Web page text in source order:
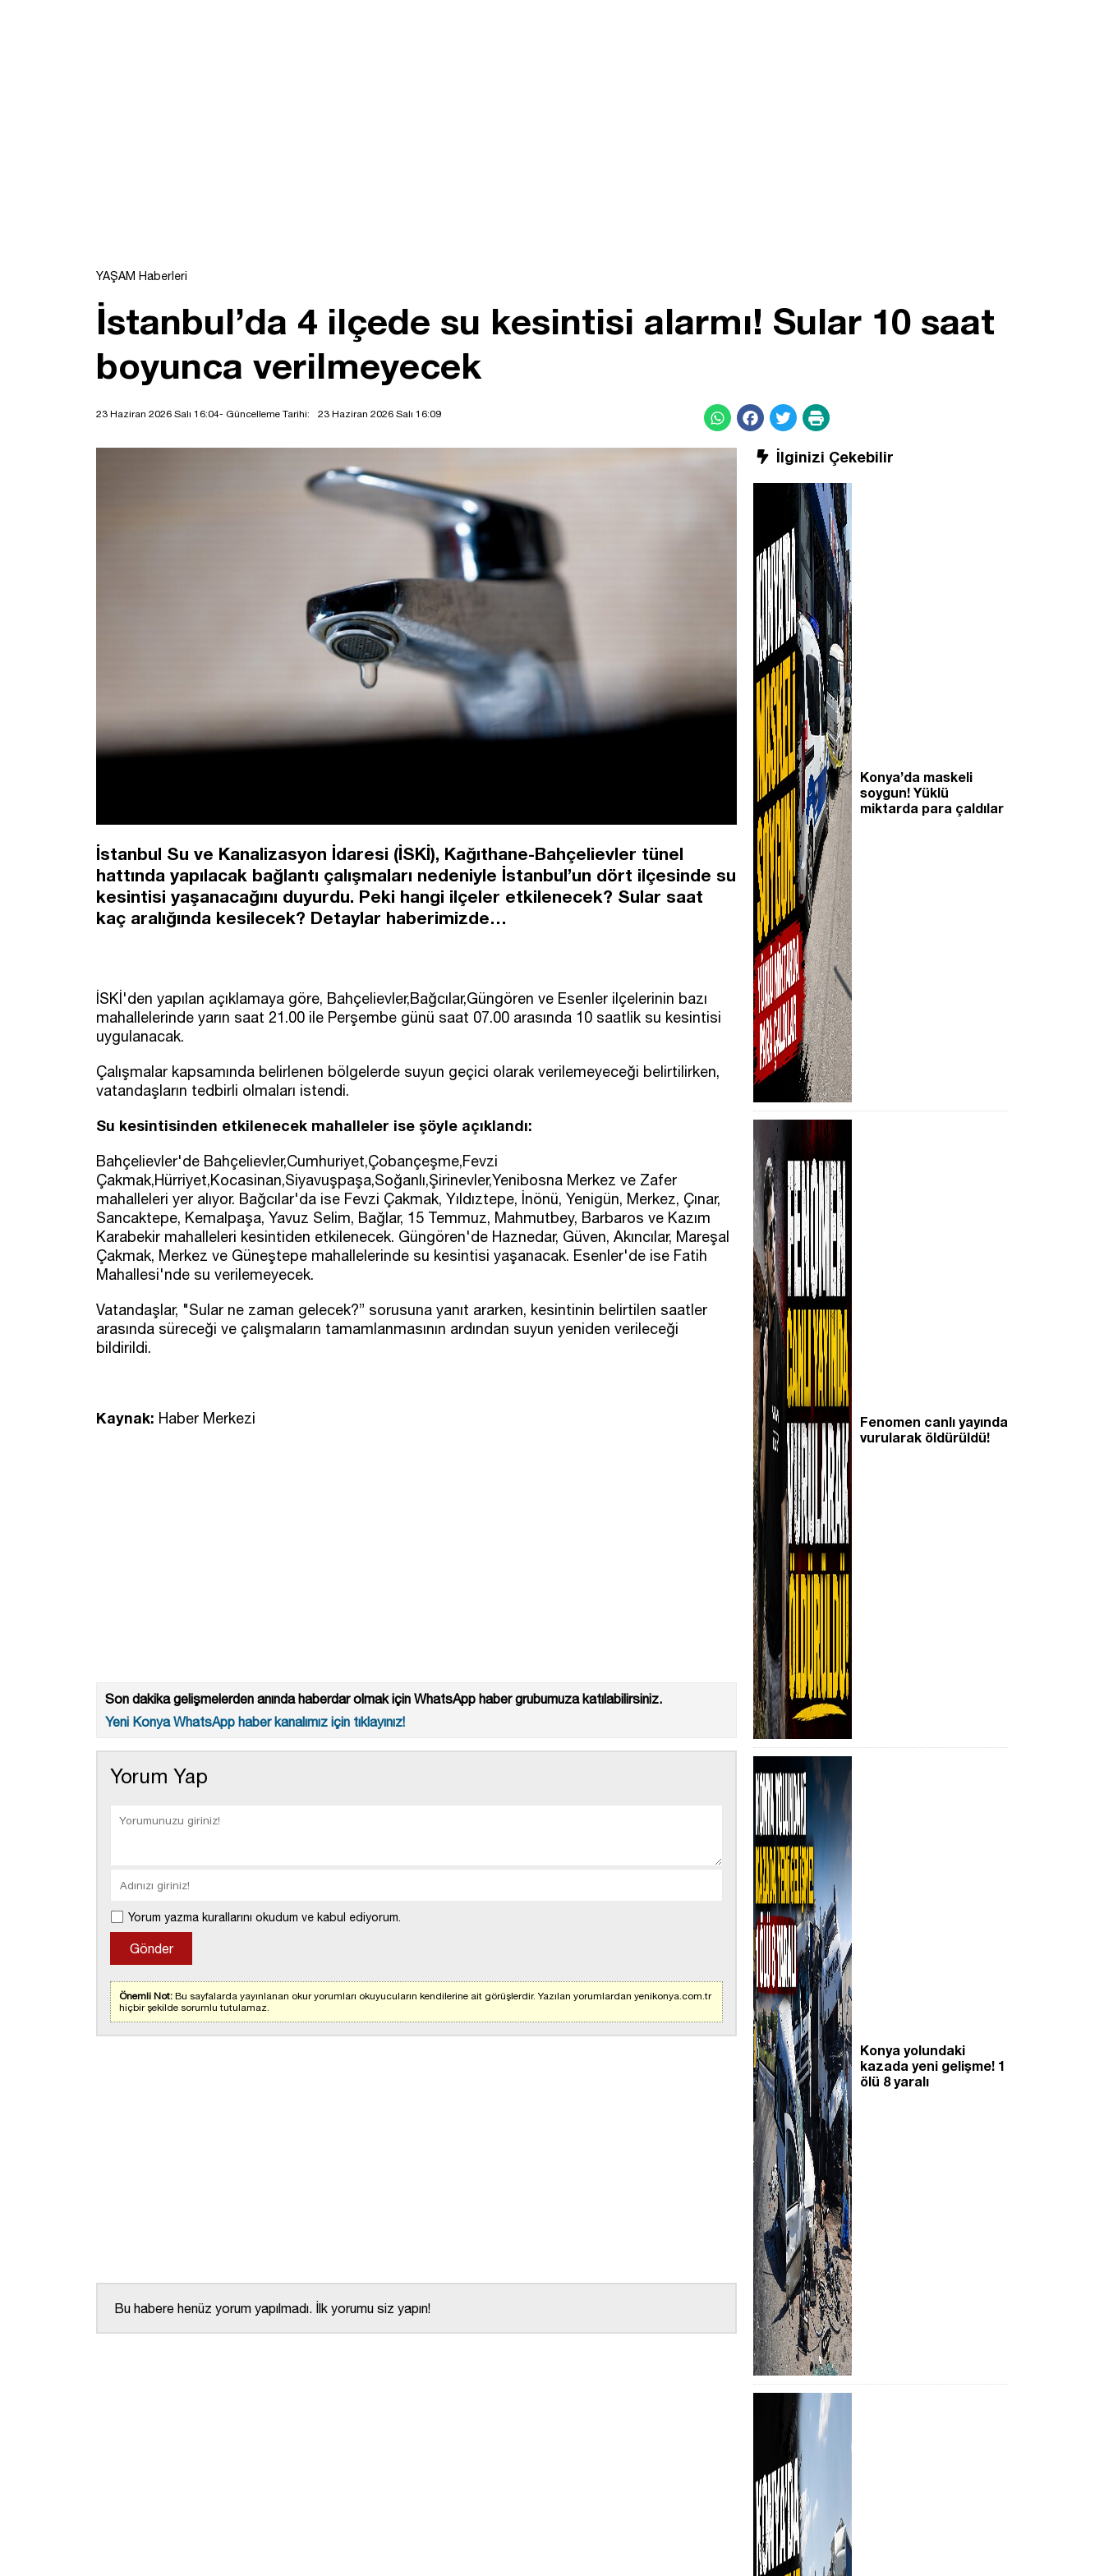
YAŞAM Haberleri
İstanbul’da 4 ilçede su kesintisi alarmı! Sular 10 saat
boyunca verilmeyecek
23 Haziran 2026 Salı 16:04- Güncelleme Tarihi: 23 Haziran 2026 Salı 16:09
İstanbul Su ve Kanalizasyon İdaresi (İSKİ), Kağıthane-Bahçelievler tünel
hattında yapılacak bağlantı çalışmaları nedeniyle İstanbul’un dört ilçesinde su
kesintisi yaşanacağını duyurdu. Peki hangi ilçeler etkilenecek? Sular saat
kaç aralığında kesilecek? Detaylar haberimizde…
İSKİ'den yapılan açıklamaya göre, Bahçelievler,Bağcılar,Güngören ve Esenler ilçelerinin bazı
mahallelerinde yarın saat 21.00 ile Perşembe günü saat 07.00 arasında 10 saatlik su kesintisi
uygulanacak.
Çalışmalar kapsamında belirlenen bölgelerde suyun geçici olarak verilemeyeceği belirtilirken,
vatandaşların tedbirli olmaları istendi.
Su kesintisinden etkilenecek mahalleler ise şöyle açıklandı:
Bahçelievler'de Bahçelievler,Cumhuriyet,Çobançeşme,Fevzi
Çakmak,Hürriyet,Kocasinan,Siyavuşpaşa,Soğanlı,Şirinevler,Yenibosna Merkez ve Zafer
mahalleleri yer alıyor. Bağcılar'da ise Fevzi Çakmak, Yıldıztepe, İnönü, Yenigün, Merkez, Çınar,
Sancaktepe, Kemalpaşa, Yavuz Selim, Bağlar, 15 Temmuz, Mahmutbey, Barbaros ve Kazım
Karabekir mahalleleri kesintiden etkilenecek. Güngören'de Haznedar, Güven, Akıncılar, Mareşal
Çakmak, Merkez ve Güneştepe mahallelerinde su kesintisi yaşanacak. Esenler'de ise Fatih
Mahallesi'nde su verilemeyecek.
Vatandaşlar, "Sular ne zaman gelecek?” sorusuna yanıt ararken, kesintinin belirtilen saatler
arasında süreceği ve çalışmaların tamamlanmasının ardından suyun yeniden verileceği
bildirildi.
Kaynak: Haber Merkezi
Son dakika gelişmelerden anında haberdar olmak için WhatsApp haber grubumuza katılabilirsiniz.
Yeni Konya WhatsApp haber kanalımız için tıklayınız!
Yorum Yap
Yorum yazma kurallarını okudum ve kabul ediyorum.
Önemli Not: Bu sayfalarda yayınlanan okur yorumları okuyucuların kendilerine ait görüşlerdir. Yazılan yorumlardan yenikonya.com.tr
hiçbir şekilde sorumlu tutulamaz.
Bu habere henüz yorum yapılmadı. İlk yorumu siz yapın!
İlginizi Çekebilir
Konya’da maskeli
soygun! Yüklü
miktarda para çaldılar
Fenomen canlı yayında
vurularak öldürüldü!
Konya yolundaki
kazada yeni gelişme! 1
ölü 8 yaralı